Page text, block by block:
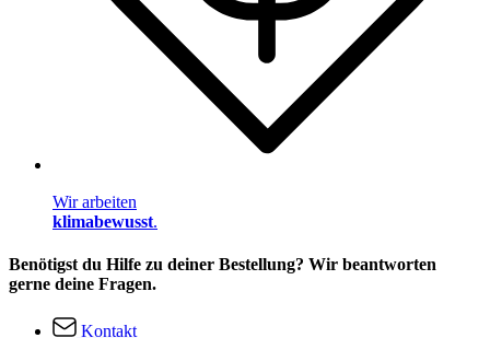
Wir arbeiten
klimabewusst.
Benötigst du Hilfe zu deiner Bestellung? Wir beantworten
gerne deine Fragen.
Kontakt